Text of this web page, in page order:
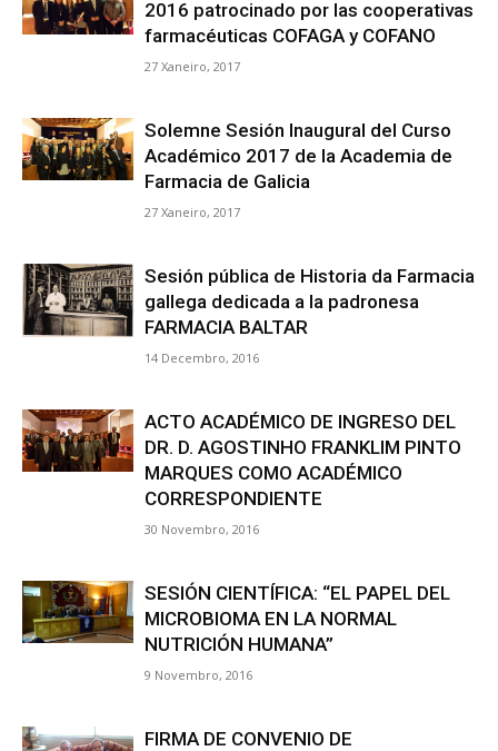
de
Galicia
2016 patrocinado por las cooperativas
farmacéuticas COFAGA y COFANO
27 Xaneiro, 2017
Solemne Sesión Inaugural del Curso
Académico 2017 de la Academia de
Farmacia de Galicia
27 Xaneiro, 2017
Sesión pública de Historia da Farmacia
gallega dedicada a la padronesa
FARMACIA BALTAR
14 Decembro, 2016
ACTO ACADÉMICO DE INGRESO DEL
DR. D. AGOSTINHO FRANKLIM PINTO
MARQUES COMO ACADÉMICO
CORRESPONDIENTE
30 Novembro, 2016
SESIÓN CIENTÍFICA: “EL PAPEL DEL
MICROBIOMA EN LA NORMAL
NUTRICIÓN HUMANA”
9 Novembro, 2016
FIRMA DE CONVENIO DE